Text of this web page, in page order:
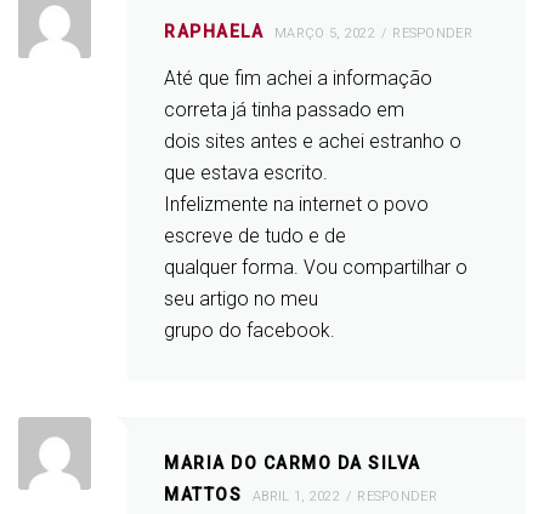
RAPHAELA MARÇO 5, 2022 RESPONDER
Até que fim achei a informação
correta já tinha passado em
dois sites antes e achei estranho o
que estava escrito.
Infelizmente na internet o povo
escreve de tudo e de
qualquer forma. Vou compartilhar o
seu artigo no meu
grupo do facebook.
MARIA DO CARMO DA SILVA
MATTOS
ABRIL 1, 2022 RESPONDER